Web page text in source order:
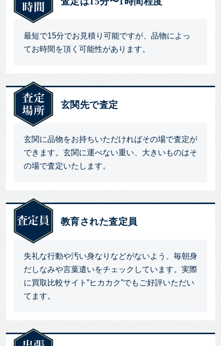
最短で15分でお見積り可能ですが、品物によっ
てお時間を頂く可能性があります。
玄関先で査定
玄関に品物をお持ちいただければその場で査定が
できます。玄関に運べない重い、大きいものはそ
の場で査定いたします。
教育された査定員
失礼な行動や汚い身なりなどがないよう、毎朝身
だしなみや言葉遣いをチェックしています。実際
に買取比較サイト”ヒカカク”でもご好評いただい
てます。